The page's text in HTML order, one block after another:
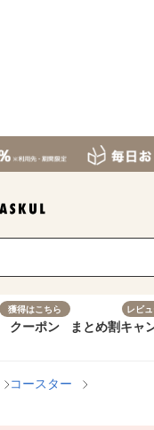
獲得はこちら
クーポン まとめ割
レビ
キャ
コースター